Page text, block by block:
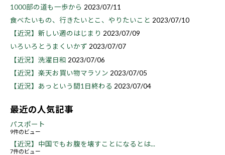
1000部の道も一歩から 2023/07/11
食べたいもの、行きたいとこ、やりたいこと 2023/07/10
【近況】新しい週のはじまり 2023/07/09
いろいろとうまくいかず 2023/07/07
【近況】洗濯日和 2023/07/06
【近況】楽天お買い物マラソン 2023/07/05
【近況】あっという間1日終わる 2023/07/04
最近の人気記事
パスポート
9件のビュー
【近況】中国でもお腹を壊すことになるとは...
7件のビュー